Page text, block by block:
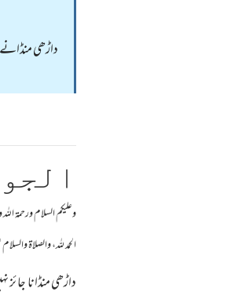
داڑھی
وعلیکم السلام ورحمة
الحمد لله، والصلاة
داڑھی منڈانا جا